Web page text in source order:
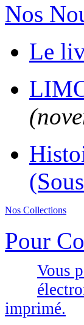
Nos
Le
Nos Collections
Pour
Vous
imprimé.